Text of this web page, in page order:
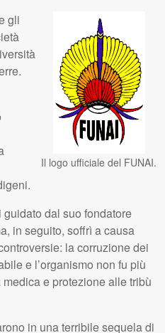
Il logo ufficiale del FUNAI.
gli
dal suo fondatore
in seguito, soffrì a causa
la corruzione dei
e l’organismo non fu più
e protezione alle tribù
in una terribile sequela di